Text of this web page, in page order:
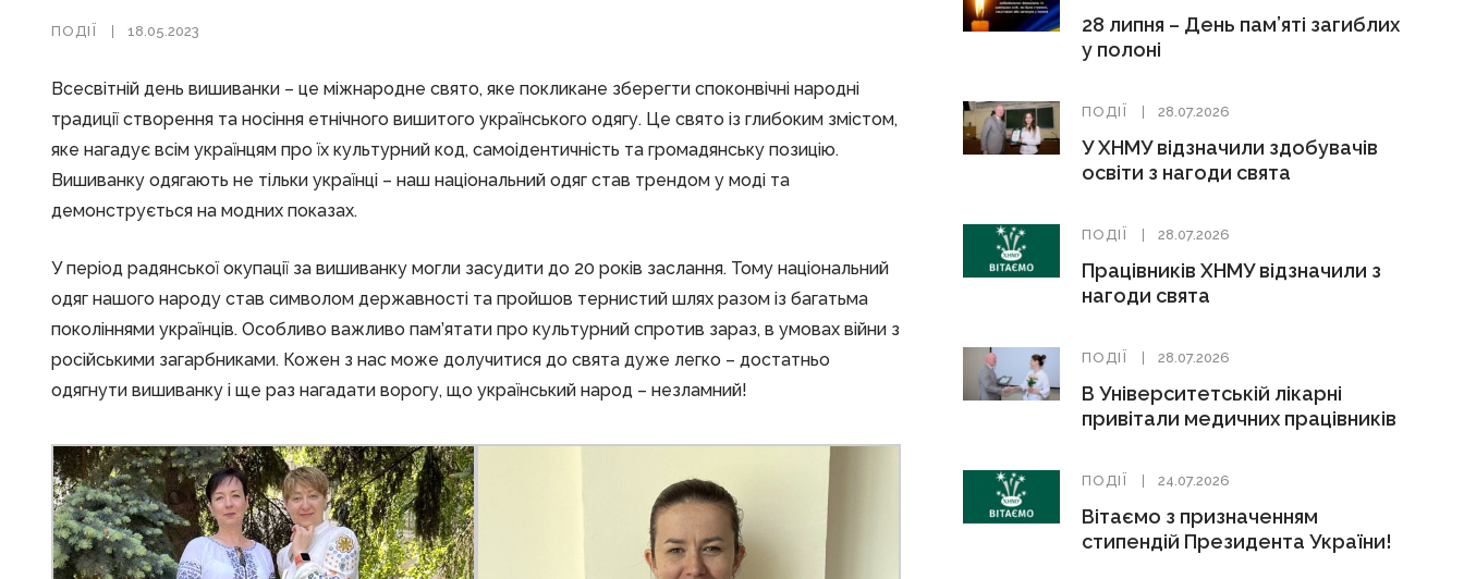
ПОДІЇ 18.05.2023
Всесвітній день вишиванки – це міжнародне свято, яке покликане зберегти споконвічні народні
традиції створення та носіння етнічного вишитого українського одягу. Це свято із глибоким змістом,
яке нагадує всім українцям про їх культурний код, самоідентичність та громадянську позицію.
Вишиванку одягають не тільки українці – наш національний одяг став трендом у моді та
демонструється на модних показах.
У період радянської окупації за вишиванку могли засудити до 20 років заслання. Тому національний
одяг нашого народу став символом державності та пройшов тернистий шлях разом із багатьма
поколіннями українців. Особливо важливо пам’ятати про культурний спротив зараз, в умовах війни з
російськими загарбниками. Кожен з нас може долучитися до свята дуже легко – достатньо
одягнути вишиванку і ще раз нагадати ворогу, що український народ – незламний!
28 липня – День пам’яті загиблих
у полоні
ПОДІЇ 28.07.2026
У ХНМУ відзначили здобувачів
освіти з нагоди свята
ПОДІЇ 28.07.2026
Працівників ХНМУ відзначили з
нагоди свята
ПОДІЇ 28.07.2026
В Університетській лікарні
привітали медичних працівників
ПОДІЇ 24.07.2026
Вітаємо з призначенням
стипендій Президента України!